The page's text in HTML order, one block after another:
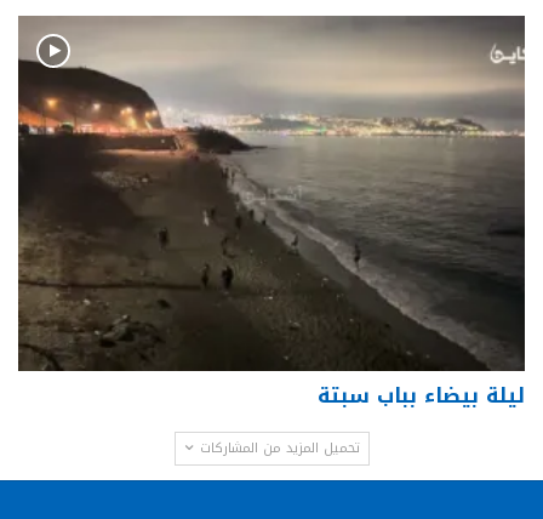
ليلة بيضاء بباب سبتة
تحميل المزيد من المشاركات